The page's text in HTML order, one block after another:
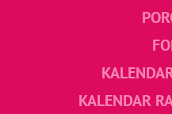
KALENDAR